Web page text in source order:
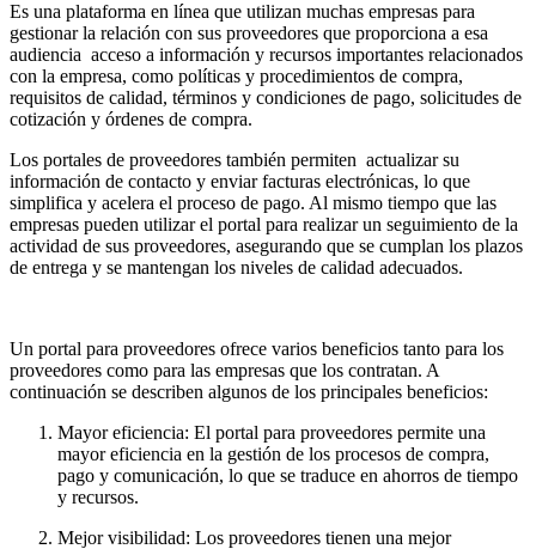
Es una plataforma en línea que utilizan muchas empresas para
gestionar la relación con sus proveedores que proporciona a esa
audiencia acceso a información y recursos importantes relacionados
con la empresa, como políticas y procedimientos de compra,
requisitos de calidad, términos y condiciones de pago, solicitudes de
cotización y órdenes de compra.
Los portales de proveedores también permiten actualizar su
información de contacto y enviar facturas electrónicas, lo que
simplifica y acelera el proceso de pago. Al mismo tiempo que las
empresas pueden utilizar el portal para realizar un seguimiento de la
actividad de sus proveedores, asegurando que se cumplan los plazos
de entrega y se mantengan los niveles de calidad adecuados.
Un portal para proveedores ofrece varios beneficios tanto para los
proveedores como para las empresas que los contratan. A
continuación se describen algunos de los principales beneficios:
Mayor eficiencia: El portal para proveedores permite una
mayor eficiencia en la gestión de los procesos de compra,
pago y comunicación, lo que se traduce en ahorros de tiempo
y recursos.
Mejor visibilidad: Los proveedores tienen una mejor